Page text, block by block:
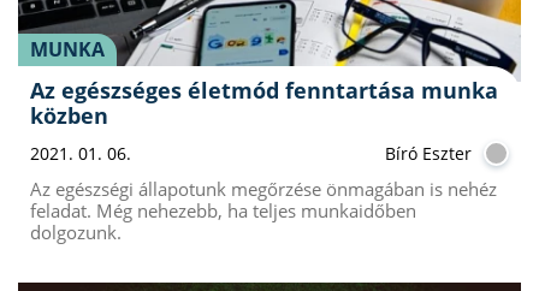
MUNKA
Az egészséges életmód fenntartása munka
közben
2021. 01. 06. Bíró Eszter
Az egészségi állapotunk megőrzése önmagában is nehéz
feladat. Még nehezebb, ha teljes munkaidőben
dolgozunk.